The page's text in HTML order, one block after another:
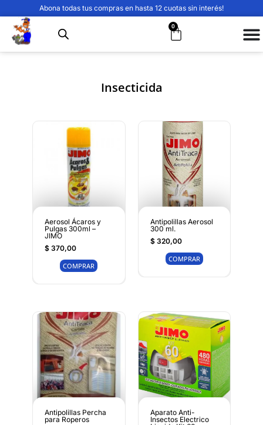
Abona todas tus compras en hasta 12 cuotas sin interés!
0
Insecticida
Aerosol Ácaros y
Pulgas 300ml –
JIMO
$370,00
COMPRAR
Antipolillas Aerosol
300 ml.
$320,00
COMPRAR
Antipolillas Percha
para Roperos
Aparato Anti-
Insectos Electrico